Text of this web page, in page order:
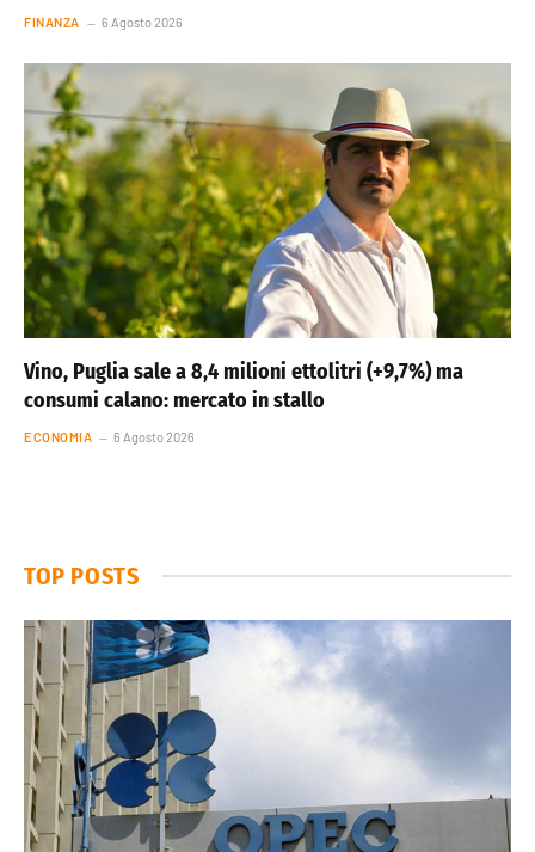
FINANZA 6 Agosto 2026
Vino, Puglia sale a 8,4 milioni ettolitri (+9,7%) ma
consumi calano: mercato in stallo
ECONOMIA 6 Agosto 2026
TOP POSTS